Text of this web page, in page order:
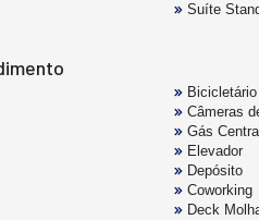
Suíte
Bicicletário
Câmeras
Gás Central
Elevador
Depósito
Coworking
Deck